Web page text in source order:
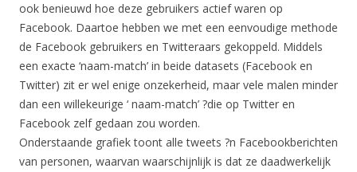
ook benieuwd hoe deze gebruikers actief waren op
Facebook. Daartoe hebben we met een eenvoudige methode
de Facebook gebruikers en Twitteraars gekoppeld. Middels
een exacte ‘naam-match’ in beide datasets (Facebook en
Twitter) zit er wel enige onzekerheid, maar vele malen minder
dan een willekeurige ‘ naam-match’ ?die op Twitter en
Facebook zelf gedaan zou worden.
Onderstaande grafiek toont alle tweets ?n Facebookberichten
van personen, waarvan waarschijnlijk is dat ze daadwerkelijk